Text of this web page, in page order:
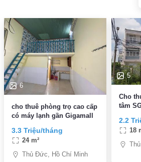
6
cho thuê phòng trọ cao cấp
có máy lạnh gần Gigamall
3.3 Triệu/tháng
24 m²
Thủ Đức, Hồ Chí Minh
5
Cho thuê căn hộ
tâm
chỉ
2.2
18